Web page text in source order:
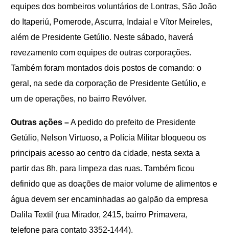
equipes dos bombeiros voluntários de Lontras, São João
do Itaperiú, Pomerode, Ascurra, Indaial e Vítor Meireles,
além de Presidente Getúlio. Neste sábado, haverá
revezamento com equipes de outras corporações.
Também foram montados dois postos de comando: o
geral, na sede da corporação de Presidente Getúlio, e
um de operações, no bairro Revólver.
Outras ações –A pedido do prefeito de Presidente
Getúlio, Nelson Virtuoso, a Polícia Militar bloqueou os
principais acesso ao centro da cidade, nesta sexta a
partir das 8h, para limpeza das ruas. Também ficou
definido que as doações de maior volume de alimentos e
água devem ser encaminhadas ao galpão da empresa
Dalila Textil (rua Mirador, 2415, bairro Primavera,
telefone para contato 3352-1444).